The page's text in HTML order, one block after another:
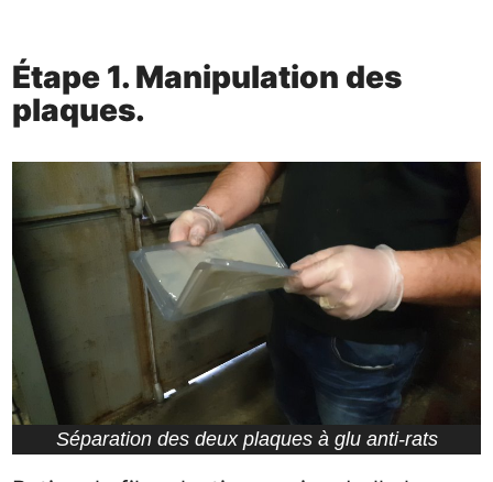
Étape 1. Manipulation des
plaques.
Séparation des deux plaques à glu anti-rats